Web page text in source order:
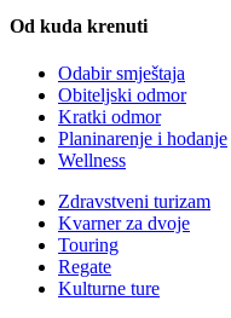
Od kuda krenuti
Odabir smještaja
Obiteljski odmor
Kratki odmor
Planinarenje i hodanje
Wellness
Zdravstveni turizam
Kvarner za dvoje
Touring
Regate
Kulturne ture